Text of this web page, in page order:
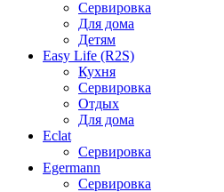
Сервировка
Для дома
Детям
Easy Life (R2S)
Кухня
Сервировка
Отдых
Для дома
Eclat
Сервировка
Egermann
Сервировка